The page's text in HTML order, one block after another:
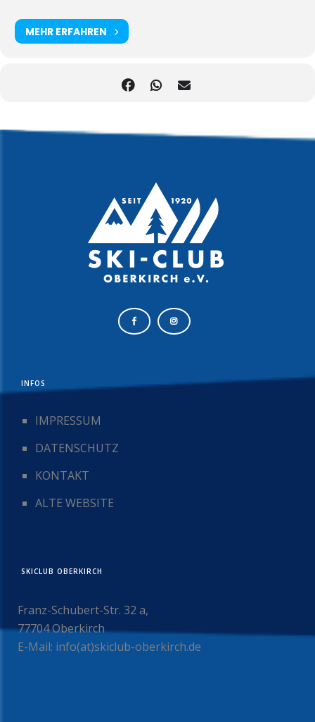
MEHR ERFAHREN
INFOS
IMPRESSUM
DATENSCHUTZ
KONTAKT
ALTE WEBSITE
SKICLUB OBERKIRCH
Franz-Schubert-Str. 32 a,
77704 Oberkirch
E-Mail: info(at)skiclub-oberkirch.de